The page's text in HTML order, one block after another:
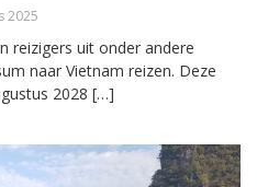
2025
reizigers uit onder andere
naar Vietnam reizen. Deze
2028 […]